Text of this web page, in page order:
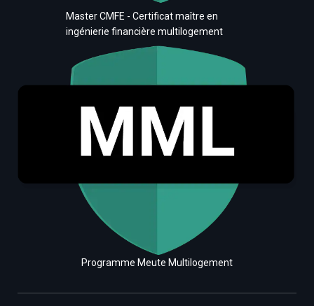
Master CMFE - Certificat maître en
ingénierie financière multilogement
Programme Meute Multilogement